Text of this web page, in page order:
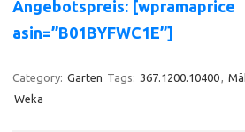
Angebotspreis: [wpramaprice
asin=”B01BYFWC1E”]
Category: Garten Tags: 367.1200.10400,
Weka